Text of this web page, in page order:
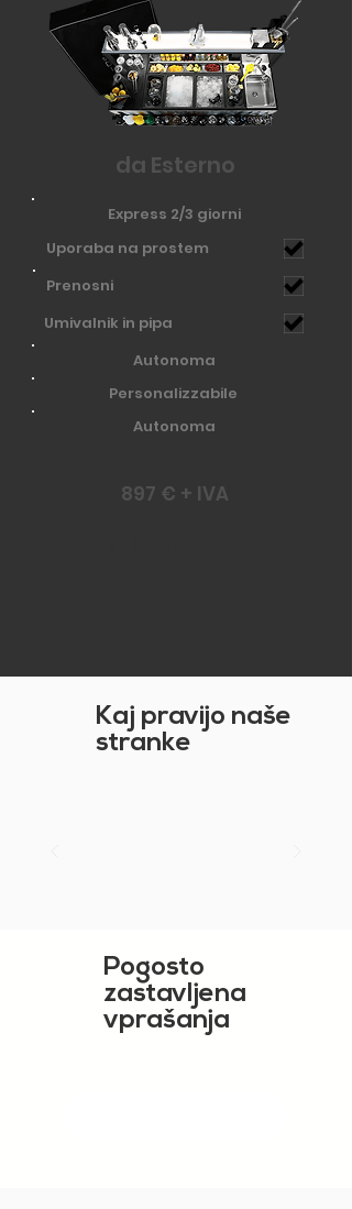
da Esterno
Express 2/3 giorni
Uporaba na prostem
Prenosni
Umivalnik in pipa
Autonoma
Personalizzabile
Autonoma
897 € + IVA
Kaj pravijo naše
stranke
Pogosto
zastavljena
vprašanja